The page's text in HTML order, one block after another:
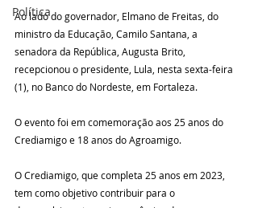
Política
Ao lado do governador, Elmano de Freitas, do
ministro da Educação, Camilo Santana, a
senadora da República, Augusta Brito,
recepcionou o presidente, Lula, nesta sexta-feira
(1), no Banco do Nordeste, em Fortaleza.
O evento foi em comemoração aos 25 anos do
Crediamigo e 18 anos do Agroamigo.
O Crediamigo, que completa 25 anos em 2023,
tem como objetivo contribuir para o